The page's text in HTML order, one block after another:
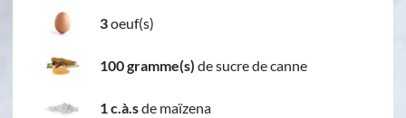
3oeuf(s)
100 gramme(s) de sucre de canne
1 c.à.sde maïzena